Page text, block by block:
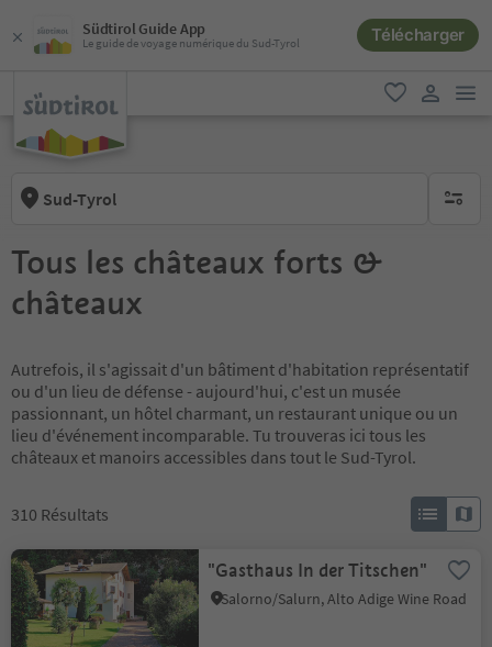
Südtirol Guide App
Le guide de voyage numérique du Sud-Tyrol Télécharger
favori
Sud-Tyrol aucun
Tous les châteaux forts &
châteaux
Autrefois, il s'agissait d'un bâtiment d'habitation représentatif
ou d'un lieu de défense - aujourd'hui, c'est un musée
passionnant, un hôtel charmant, un restaurant unique ou un
lieu d'événement incomparable. Tu trouveras ici tous les
châteaux et manoirs accessibles dans tout le Sud-Tyrol.
310 Résultats
"Gasthaus In der Titschen"
Salorno/Salurn, Alto Adige Wine Road